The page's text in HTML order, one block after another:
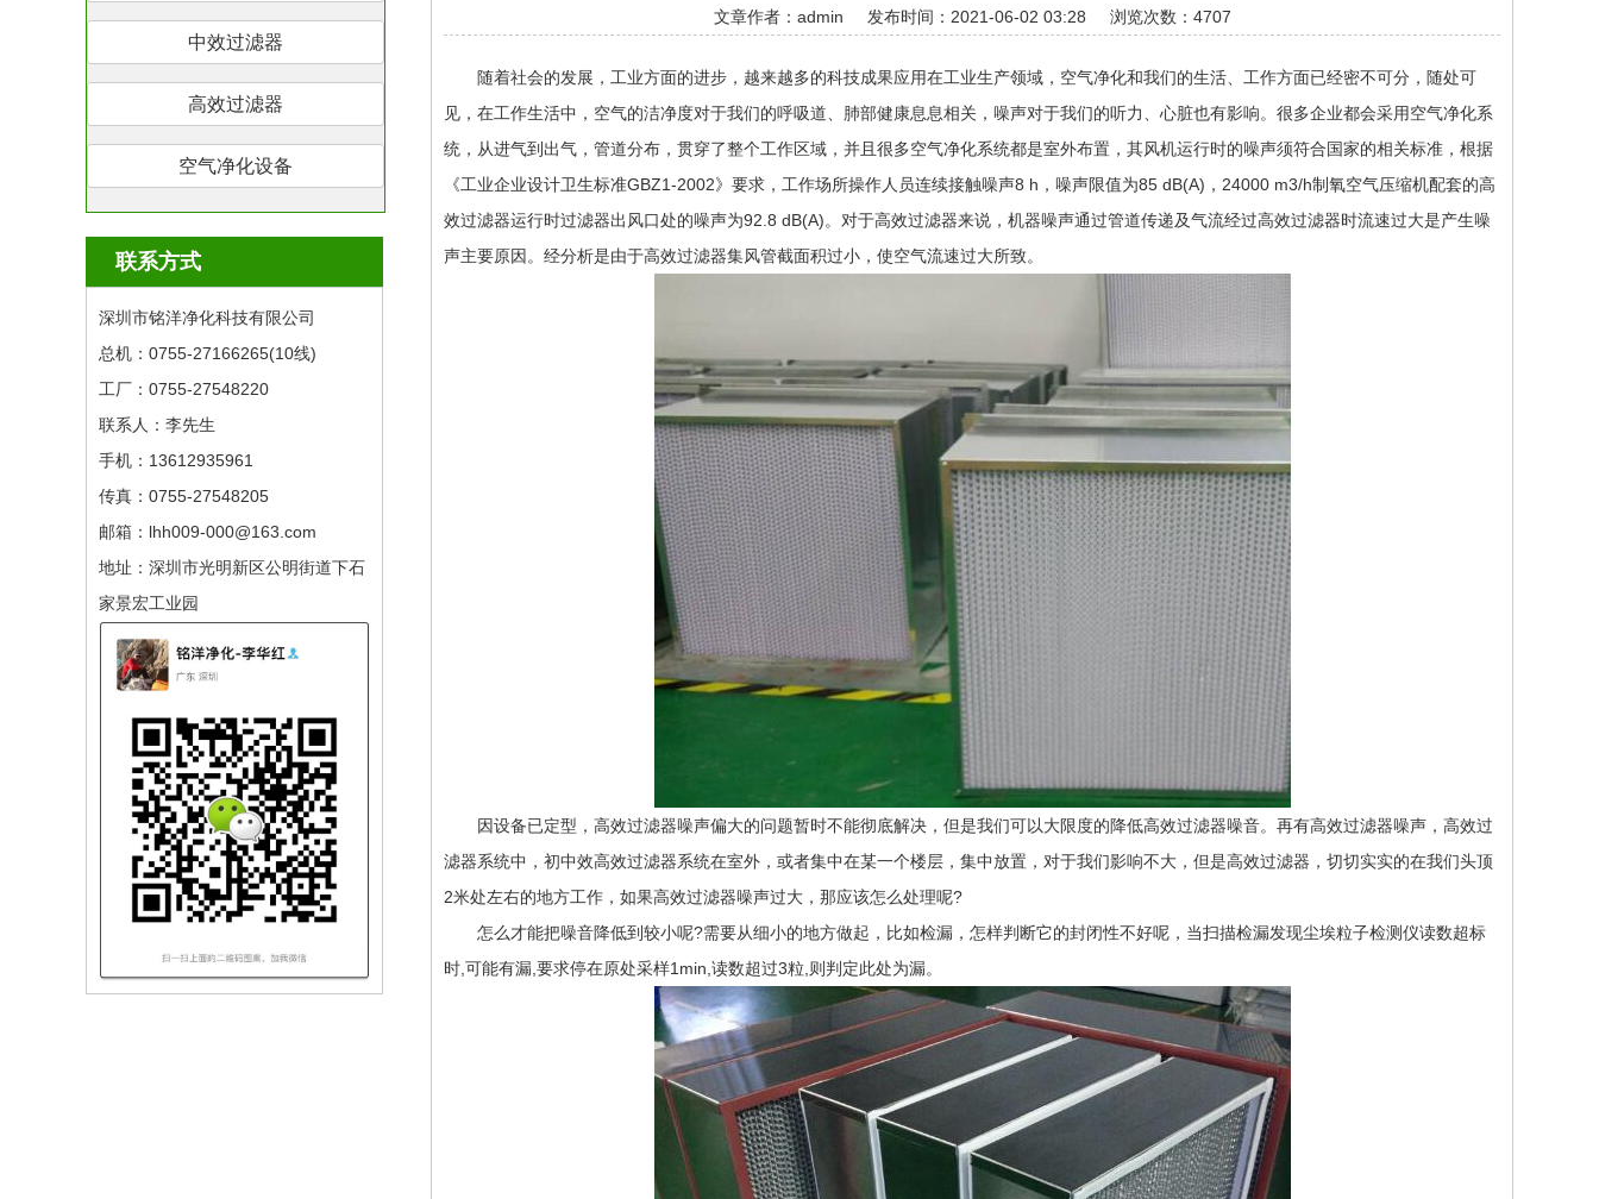
中效过滤器
高效过滤器
空气净化设备
联系方式
深圳市铭洋净化科技有限公司
总机：0755-27166265(10线) ​
工厂：0755-27548220
联系人：李先生
手机：13612935961
传真：0755-27548205
邮箱：lhh009-000@163.com
地址：深圳市光明新区公明街道下石
家景宏工业园
文章作者：admin 发布时间：2021-06-02 03:28 浏览次数：4707
随着社会的发展，工业方面的进步，越来越多的科技成果应用在工业生产领域，空气净化和我们的生活、工作方面已经密不可分，随处可
见，在工作生活中，空气的洁净度对于我们的呼吸道、肺部健康息息相关，噪声对于我们的听力、心脏也有影响。很多企业都会采用空气净化系
统，从进气到出气，管道分布，贯穿了整个工作区域，并且很多空气净化系统都是室外布置，其风机运行时的噪声须符合国家的相关标准，根据
《工业企业设计卫生标准GBZ1-2002》要求，工作场所操作人员连续接触噪声8 h，噪声限值为85 dB(A)，24000 m3/h制氧空气压缩机配套的高
效过滤器运行时过滤器出风口处的噪声为92.8 dB(A)。对于高效过滤器来说，机器噪声通过管道传递及气流经过高效过滤器时流速过大是产生噪
声主要原因。经分析是由于高效过滤器集风管截面积过小，使空气流速过大所致。
因设备已定型，高效过滤器噪声偏大的问题暂时不能彻底解决，但是我们可以大限度的降低高效过滤器噪音。再有高效过滤器噪声，高效过
滤器系统中，初中效高效过滤器系统在室外，或者集中在某一个楼层，集中放置，对于我们影响不大，但是高效过滤器，切切实实的在我们头顶
2米处左右的地方工作，如果高效过滤器噪声过大，那应该怎么处理呢?
怎么才能把噪音降低到较小呢?需要从细小的地方做起，比如检漏，怎样判断它的封闭性不好呢，当扫描检漏发现尘埃粒子检测仪读数超标
时,可能有漏,要求停在原处采样1min,读数超过3粒,则判定此处为漏。